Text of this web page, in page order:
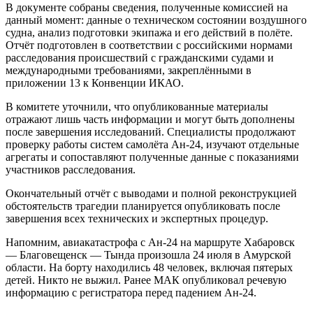
В документе собраны сведения, полученные комиссией на
данный момент: данные о техническом состоянии воздушного
судна, анализ подготовки экипажа и его действий в полёте.
Отчёт подготовлен в соответствии с российскими нормами
расследования происшествий с гражданскими судами и
международными требованиями, закреплёнными в
приложении 13 к Конвенции ИКАО.
В комитете уточнили, что опубликованные материалы
отражают лишь часть информации и могут быть дополнены
после завершения исследований. Специалисты продолжают
проверку работы систем самолёта Ан-24, изучают отдельные
агрегаты и сопоставляют полученные данные с показаниями
участников расследования.
Окончательный отчёт с выводами и полной реконструкцией
обстоятельств трагедии планируется опубликовать после
завершения всех технических и экспертных процедур.
Напомним, авиакатастрофа с Ан-24 на маршруте Хабаровск
— Благовещенск — Тында произошла 24 июля в Амурской
области. На борту находились 48 человек, включая пятерых
детей. Никто не выжил. Ранее МАК опубликовал речевую
информацию с регистратора перед падением Ан-24.